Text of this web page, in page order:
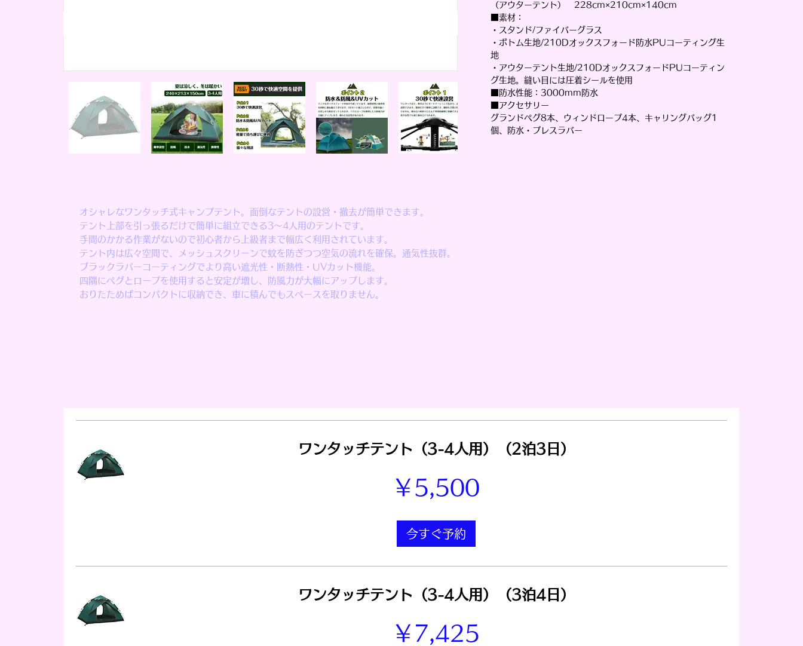
（アウターテント） 228cm×210cm×140cm
■素材：
・スタンド/ファイバーグラス
・ボトム生地/210Dオックスフォード防水PUコーティング生
地
・アウターテント生地/210DオックスフォードPUコーティン
グ生地。縫い目には圧着シールを使用
■防水性能：3000mm防水
■アクセサリー
グランドペグ8本、ウィンドロープ4本、キャリングバッグ1
個、防水・プレスラバー
オシャレなワンタッチ式キャンプテント。面倒なテントの設営・撤去が簡単できます。
テント上部を引っ張るだけで簡単に組立できる3～4人用のテントです。
手間のかかる作業がないので初心者から上級者まで幅広く利用されています。
テント内は広々空間で、メッシュスクリーンで蚊を防ぎつつ空気の流れを確保。通気性抜群。
ブラックラバーコーティングでより高い遮光性・断熱性・UVカット機能。
四隅にペグとロープを使用すると安定が増し、防風力が大幅にアップします。
おりたためばコンパクトに収納でき、車に積んでもスペースを取りません。
ワンタッチテント（3-4人用）（2泊3日）
￥5,500
今すぐ予約
ワンタッチテント（3-4人用）（3泊4日）
￥7,425